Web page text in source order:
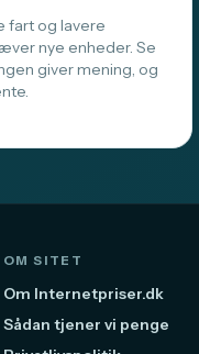
fart og lavere
nye enheder. Se
giver mening, og
OM SITET
Om Internetpriser.dk
Sådan tjener vi penge